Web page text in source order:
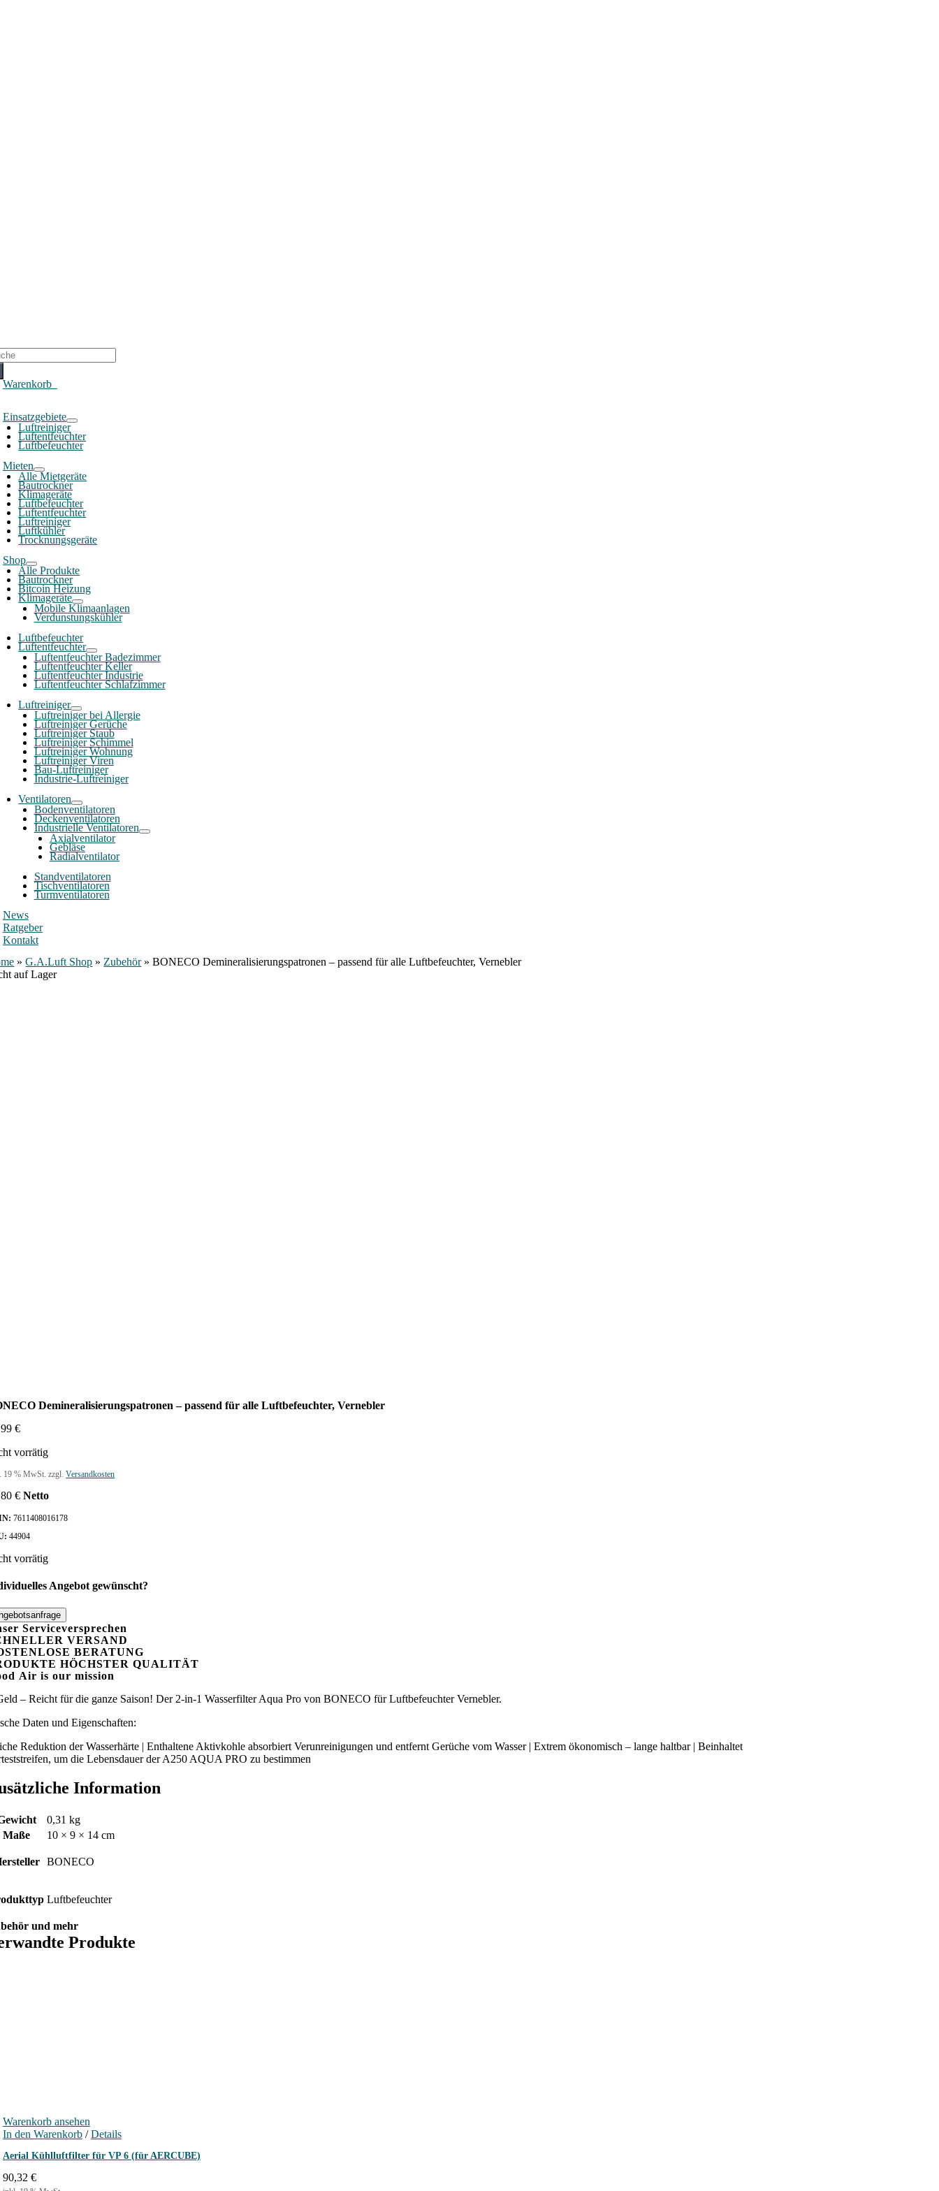
Warenkorb0
Einsatzgebiete
Luftreiniger
Luftentfeuchter
Luftbefeuchter
Mieten
Alle Mietgeräte
Bautrockner
Klimageräte
Luftbefeuchter
Luftentfeuchter
Luftreiniger
Luftkühler
Trocknungsgeräte
Shop
Alle Produkte
Bautrockner
Bitcoin Heizung
Klimageräte
Mobile Klimaanlagen
Verdunstungskühler
Luftbefeuchter
Luftentfeuchter
Luftentfeuchter Badezimmer
Luftentfeuchter Keller
Luftentfeuchter Industrie
Luftentfeuchter Schlafzimmer
Luftreiniger
Luftreiniger bei Allergie
Luftreiniger Gerüche
Luftreiniger Staub
Luftreiniger Schimmel
Luftreiniger Wohnung
Luftreiniger Viren
Bau-Luftreiniger
Industrie-Luftreiniger
Ventilatoren
Bodenventilatoren
Deckenventilatoren
Industrielle Ventilatoren
Axialventilator
Gebläse
Radialventilator
Standventilatoren
Tischventilatoren
Turmventilatoren
News
Ratgeber
Kontakt
»G.A.Luft Shop » Zubehör»BONECO Demineralisierungspatronen – passend für alle Luftbefeuchter, Vernebler
auf Lager
Demineralisierungspatronen – passend für alle Luftbefeuchter, Vernebler
€
vorrätig
19 % MwSt. zzgl.Versandkosten
€ Netto
7611408016178
44904
vorrätig
Angebot gewünscht?
Serviceversprechen
VERSAND
BERATUNG
HÖCHSTER QUALITÄT
Air is our mission
– Reicht für die ganze Saison! Der 2-in-1 Wasserfilter Aqua Pro von BONECO für Luftbefeuchter Vernebler.
Daten und Eigenschaften:
Reduktion der Wasserhärte | Enthaltene Aktivkohle absorbiert Verunreinigungen und entfernt Gerüche vom Wasser | Extrem ökonomisch – lange haltbar | Beinhaltet
um die Lebensdauer der A250 AQUA PRO zu bestimmen
Information
0,31 kg
Maße
10 × 9 × 14 cm
BONECO
Luftbefeuchter
und mehr
Produkte
Warenkorb ansehen
In den Warenkorb / Details
Aerial Kühlluftfilter für VP 6 (für AERCUBE)
90,32 €